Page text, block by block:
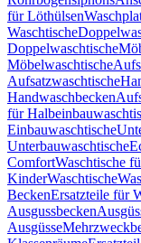
für Löthülsen
Waschtische
Doppelwaschtische
Möbelwaschtische
Aufsatzwaschtische
Handwaschbecken
für
Einbauwaschtische
Unterbauwaschtische
ComfortWaschtische
KinderWaschtische
BeckenErsatzteile für
Ausgussbecken
Ausgüsse